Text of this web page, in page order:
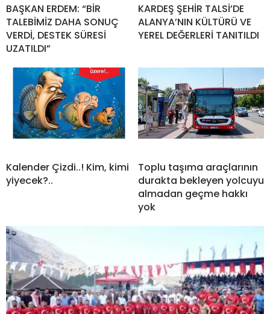
İLGİNİZİÇEKEBİLİR
2026 AİR BADMİNTON TÜRKİYE ŞAMPİYONASI